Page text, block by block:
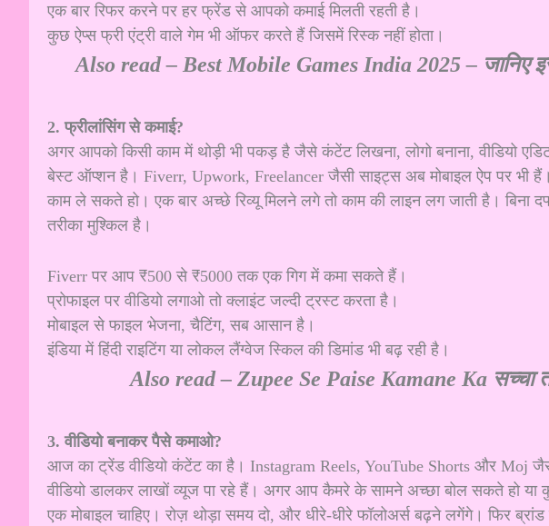
एक बार रिफर करने पर हर फ्रेंड से आपको कमाई मिलती रहती है।
कुछ ऐप्स फ्री एंट्री वाले गेम भी ऑफर करते हैं जिसमें रिस्क नहीं होता।
Also read – Best Mobile Games India 2025 – जानिए
2. फ्रीलांसिंग से कमाई?
अगर आपको किसी काम में थोड़ी भी पकड़ है जैसे कंटेंट लिखना, लोगो बनाना, वीडियो
बेस्ट ऑप्शन है। Fiverr, Upwork, Freelancer जैसी साइट्स अब मोबाइल ऐप पर भी
काम ले सकते हो। एक बार अच्छे रिव्यू मिलने लगे तो काम की लाइन लग जाती है। बिना
तरीका मुश्किल है।
Fiverr पर आप ₹500 से ₹5000 तक एक गिग में कमा सकते हैं।
प्रोफाइल पर वीडियो लगाओ तो क्लाइंट जल्दी ट्रस्ट करता है।
मोबाइल से फाइल भेजना, चैटिंग, सब आसान है।
इंडिया में हिंदी राइटिंग या लोकल लैंग्वेज स्किल की डिमांड भी बढ़ रही है।
Also read –Zupee Se Paise Kamane Ka सच्चा
3. वीडियो बनाकर पैसे कमाओ?
आज का ट्रेंड वीडियो कंटेंट का है। Instagram Reels, YouTube Shorts और Moj
वीडियो डालकर लाखों व्यूज पा रहे हैं। अगर आप कैमरे के सामने अच्छा बोल सकते हो
एक मोबाइल चाहिए। रोज़ थोड़ा समय दो, और धीरे-धीरे फॉलोअर्स बढ़ने लगेंगे। फिर